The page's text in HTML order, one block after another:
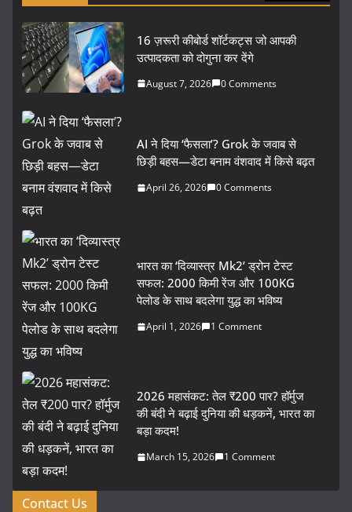
16 ज़रूरी कीबोर्ड शॉर्टकट्स जो आपकी
उत्पादकता को दोगुना कर देंगे
August 7, 2026 0 Comments
AI ने दिया ‘फैसला’? Grok के जवाब से
छिड़ी बहस—डेटा बनाम वंशवाद में किसे बढ़त
April 26, 2026 0 Comments
भारत का ‘दिव्यास्त्र Mk2’ ड्रोन टेस्ट
सफल: 2000 किमी रेंज और 100KG
पेलोड के साथ बदलेगा युद्ध का भविष्य
April 1, 2026 1 Comment
2026 महासंकट: तेल ₹200 पार? हॉर्मुज
की बंदी ने बढ़ाई दुनिया की धड़कनें, भारत का
बड़ा कदम!
March 15, 2026 1 Comment
Contact Us